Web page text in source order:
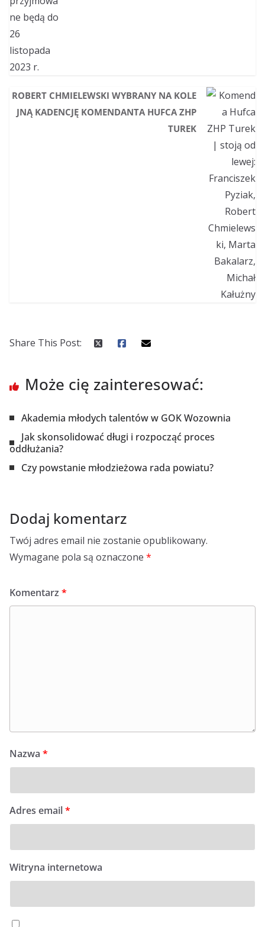
ROBERT CHMIELEWSKI WYBRANY NA KOLE
JNĄ KADENCJĘ KOMENDANTA HUFCA ZHP
TUREK
Share This Post:
Może cię zainteresować:
Akademia młodych talentów w GOK Wozownia
Jak skonsolidować długi i rozpocząć proces
oddłużania?
Czy powstanie młodzieżowa rada powiatu?
Dodaj komentarz
Twój adres email nie zostanie opublikowany.
Wymagane pola są oznaczone *
Komentarz *
Nazwa *
Adres email*
Witryna internetowa